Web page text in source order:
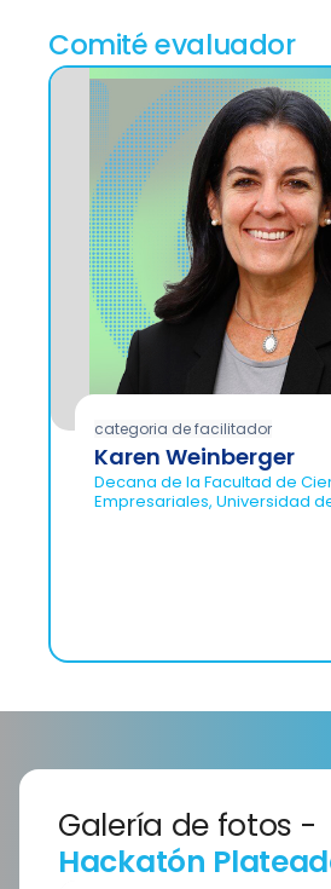
Comité evaluador
categoria de facilitador
Karen Weinberger
Decana de la Facultad de
Empresariales, Universidad
Galería de fotos -
Hackatón